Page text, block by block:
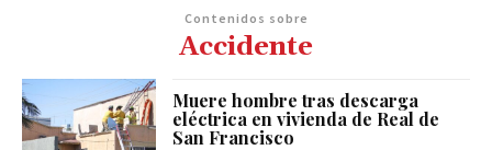
Contenidos sobre
Accidente
Muere hombre tras descarga
eléctrica en vivienda de Real de
San Francisco